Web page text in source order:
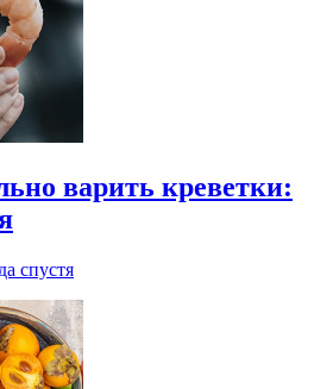
варить креветки:
спустя